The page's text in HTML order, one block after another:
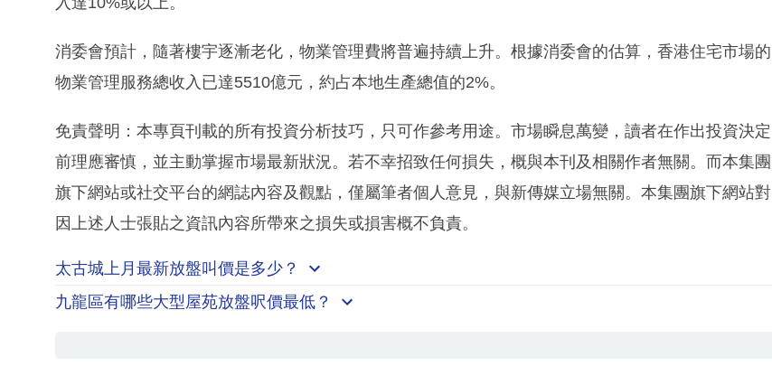
消委會預計，隨著樓宇逐漸老化，物業管理費將普遍持續上升。根據消委會的估算，香港住宅市場的
物業管理服務總收入已達5510億元，約占本地生產總值的2%。
免責聲明：本專頁刊載的所有投資分析技巧，只可作參考用途。市場瞬息萬變，讀者在作出投資決定
前理應審慎，並主動掌握市場最新狀況。若不幸招致任何損失，概與本刊及相關作者無關。而本集團
旗下網站或社交平台的網誌內容及觀點，僅屬筆者個人意見，與新傳媒立場無關。本集團旗下網站對
因上述人士張貼之資訊內容所帶來之損失或損害概不負責。
太古城上月最新放盤叫價是多少？
九龍區有哪些大型屋苑放盤呎價最低？